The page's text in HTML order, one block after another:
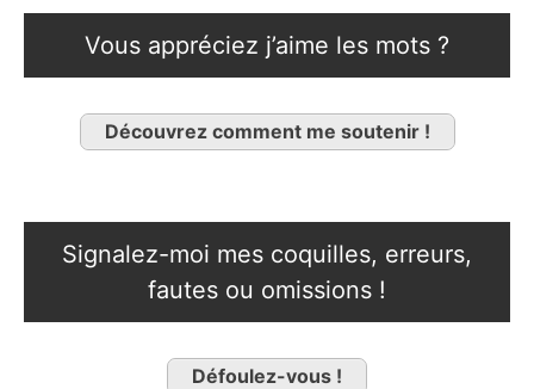
Vous appréciez j’aime les mots ?
Découvrez comment me soutenir !
Signalez-moi mes coquilles, erreurs,
fautes ou omissions !
Défoulez-vous !